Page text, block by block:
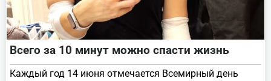
Всего за 10 минут можно спасти жизнь
Каждый год 14 июня отмечается Всемирный день